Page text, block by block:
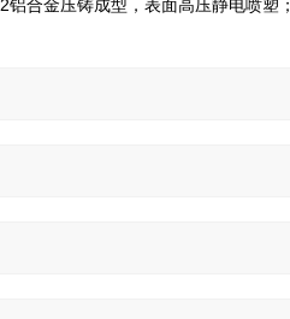
合金压铸成型，表面高压静电喷塑；